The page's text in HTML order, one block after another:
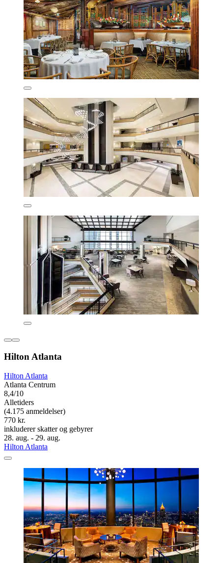
Hilton Atlanta
Hilton Atlanta
Atlanta Centrum
8,4/10
Alletiders
(4.175 anmeldelser)
770 kr.
inkluderer skatter og gebyrer
28. aug. - 29. aug.
Hilton Atlanta